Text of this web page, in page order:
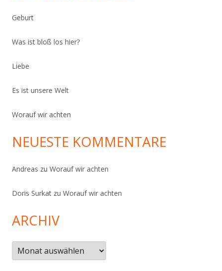
Geburt
Was ist bloß los hier?
Liebe
Es ist unsere Welt
Worauf wir achten
NEUESTE KOMMENTARE
Andreas zu Worauf wir achten
Doris Surkat zu Worauf wir achten
ARCHIV
Archiv